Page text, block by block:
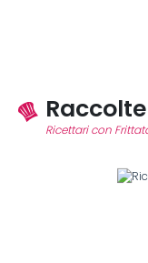
Ricettari con